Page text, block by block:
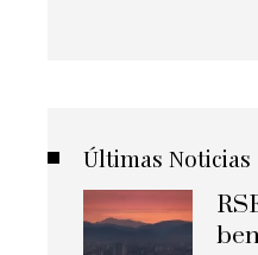
Últimas Noticias